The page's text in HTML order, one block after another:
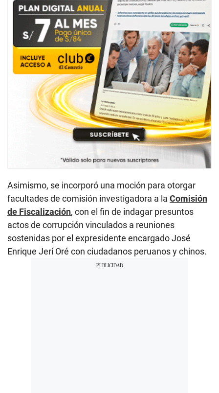
Asimismo, se incorporó una moción para otorgar
facultades de comisión investigadora a la Comisión
de Fiscalización, con el fin de indagar presuntos
actos de corrupción vinculados a reuniones
sostenidas por el expresidente encargado José
Enrique Jerí Oré con ciudadanos peruanos y chinos.